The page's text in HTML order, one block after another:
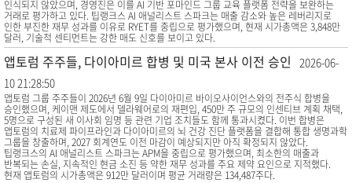
인식되지 않았으며, 경영진은 이를 AI 기반 포마인드 그룹 교육 플랫폼 전략을 보완하는
거래로 평가하고 있다. 팁랭크스 AI 애널리스트 스파크는 매출 감소와 높은 레버리지로
인한 부진한 재무 성과를 이유로 RYET를 중립으로 평가했으며, 현재 시가총액은 3,848만
달러, 기술적 센티먼트는 강한 매도 신호를 보이고 있다.
앱토럼 주주들, 다이아미르 합병 및 미국 본사 이전 승인
2026-06-
10 21:28:50
앱토럼 그룹 주주들이 2026년 6월 9일 다이아미르 바이오사이언스와의 전주식 합병을
승인했으며, 케이맨 제도에서 델라웨어로의 재편입, 450만 주 규모의 인센티브 계획 채택,
5명으로 구성된 새 이사회 임명 등 관련 기업 조치들도 함께 통과시켰다. 이번 합병은
앱토럼의 치료제 파이프라인과 다이아미르의 뇌 건강 진단 플랫폼을 결합해 통합 생명과학
그룹을 창출하며, 2027 회계연도 이전 마감이 예상되지만 아직 확정되지 않았다.
팁랭크스의 AI 애널리스트 스파크는 APM을 중립으로 평가했으며, 최소한의 매출과
반복되는 손실, 지속적인 현금 소진 등 약한 재무 성과를 주요 제약 요인으로 지적했다.
현재 앱토럼의 시가총액은 912만 달러이며 평균 거래량은 134,487주다.